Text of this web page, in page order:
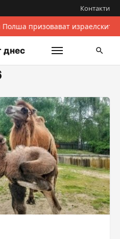
Контакти
призовават израелските
днес